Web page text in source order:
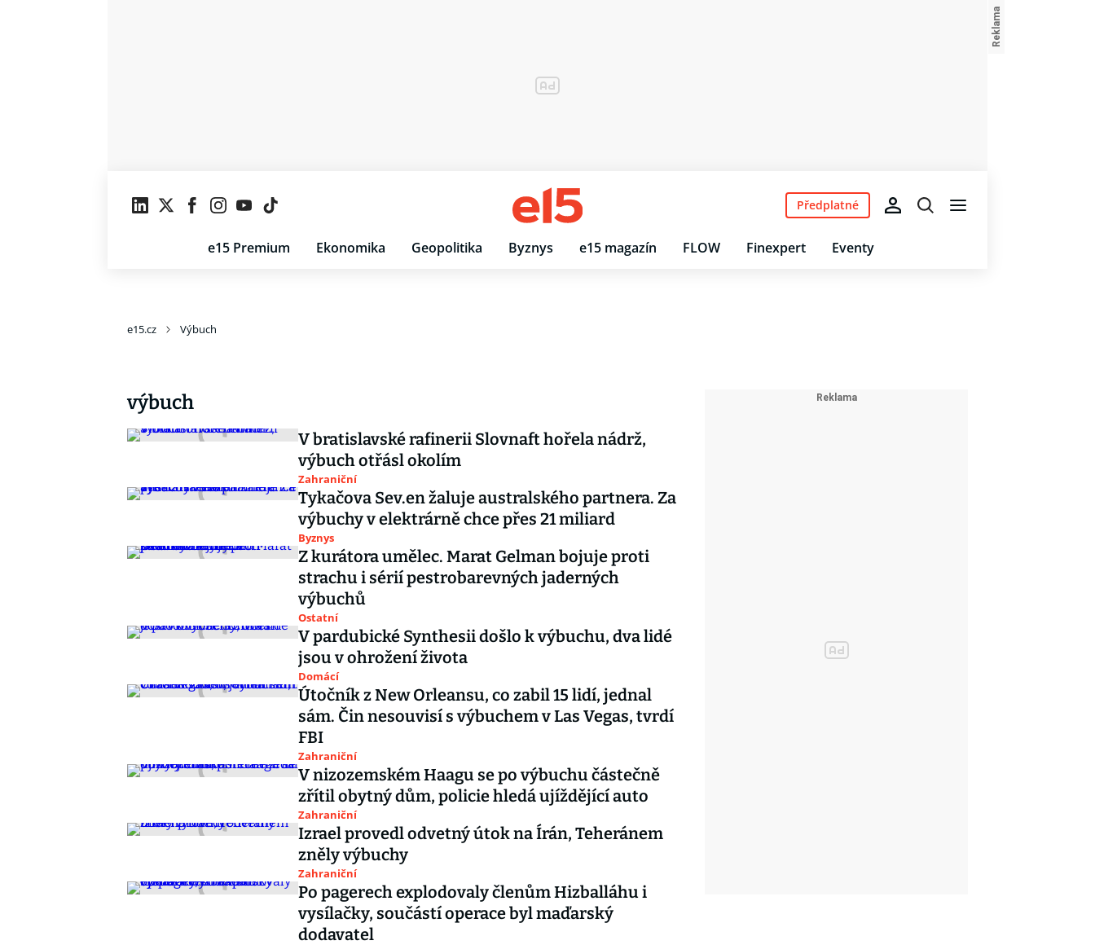
e15 Premium Ekonomika Geopolitika Byznys e15 magazín FLOW Finexpert Eventy
Předplatné
e15.cz Výbuch
výbuch
V bratislavské rafinerii Slovnaft hořela nádrž,
výbuch otřásl okolím
Zahraniční
Tykačova Sev.en žaluje australského partnera. Za
výbuchy v elektrárně chce přes 21 miliard
Byznys
Z kurátora umělec. Marat Gelman bojuje proti
strachu i sérií pestrobarevných jaderných
výbuchů
Ostatní
V pardubické Synthesii došlo k výbuchu, dva lidé
jsou v ohrožení života
Domácí
Útočník z New Orleansu, co zabil 15 lidí, jednal
sám. Čin nesouvisí s výbuchem v Las Vegas, tvrdí
FBI
Zahraniční
V nizozemském Haagu se po výbuchu částečně
zřítil obytný dům, policie hledá ujíždějící auto
Zahraniční
Izrael provedl odvetný útok na Írán, Teheránem
zněly výbuchy
Zahraniční
Po pagerech explodovaly členům Hizballáhu i
vysílačky, součástí operace byl maďarský
dodavatel